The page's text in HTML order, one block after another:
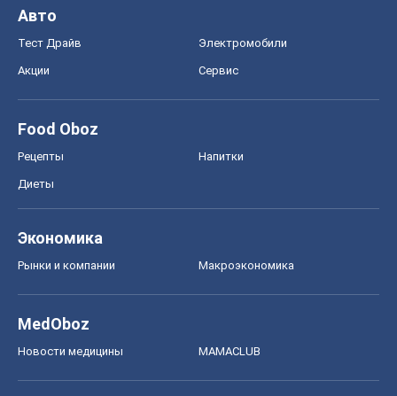
Авто
Тест Драйв Электромобили
Акции Сервис
Food Oboz
Рецепты Напитки
Диеты
Экономика
Рынки и компании Mакроэкономика
MedOboz
Новости медицины MAMACLUB